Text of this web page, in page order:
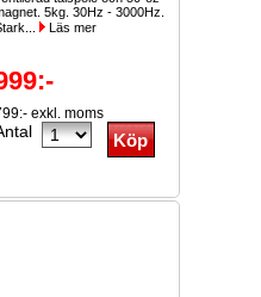
5kg. 30Hz - 3000Hz.
Läs mer
exkl. moms